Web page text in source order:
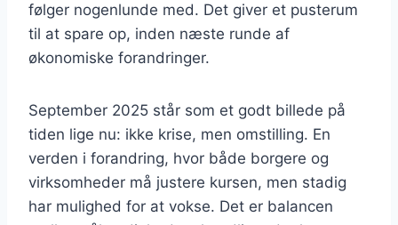
følger nogenlunde med. Det giver et pusterum
til at spare op, inden næste runde af
økonomiske forandringer.
September 2025 står som et godt billede på
tiden lige nu: ikke krise, men omstilling. En
verden i forandring, hvor både borgere og
virksomheder må justere kursen, men stadig
har mulighed for at vokse. Det er balancen